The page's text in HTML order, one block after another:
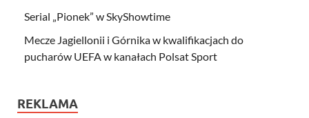
Serial „Pionek” w SkyShowtime
Mecze Jagiellonii i Górnika w kwalifikacjach do
pucharów UEFA w kanałach Polsat Sport
REKLAMA